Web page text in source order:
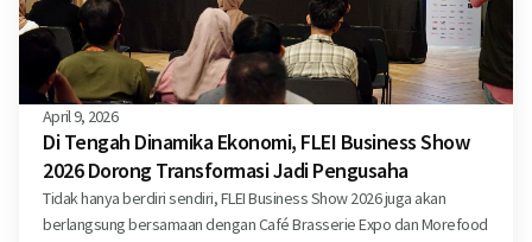
April 9, 2026
Di Tengah Dinamika Ekonomi, FLEI Business Show
2026 Dorong Transformasi Jadi Pengusaha
Tidak hanya berdiri sendiri, FLEI Business Show 2026 juga akan
berlangsung bersamaan dengan Café Brasserie Expo dan Morefood